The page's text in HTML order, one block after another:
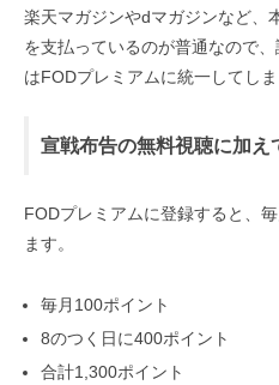
楽天マガジンやdマガジンなど、
を支払っているのが普通なので
はFODプレミアムに統一してし
宣戦布告の無料視聴に加え
FODプレミアムに登録すると、
ます。
毎月100ポイント
8のつく日に400ポイント
合計1,300ポイント